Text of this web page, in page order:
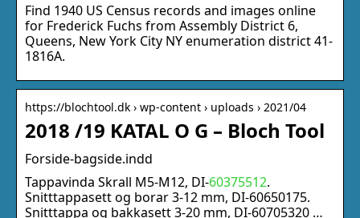
Find 1940 US Census records and images online
for Frederick Fuchs from Assembly District 6,
Queens, New York City NY enumeration district 41-
1816A.
https://blochtool.dk › wp-content › uploads › 2021/04
2018 /19 KATAL O G – Bloch Tool
Forside-bagside.indd
Tappavinda Skrall M5-M12, DI-60375512.
Snitttappasett og borar 3-12 mm, DI-60650175.
Snitttappa og bakkasett 3-20 mm, DI-60705320 …